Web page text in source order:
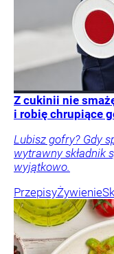
Z cukinii nie
i robię chrupiące
Lubisz gofry? Gdy
wytrawny składnik
wyjątkowo.
PrzepisyŻywienie